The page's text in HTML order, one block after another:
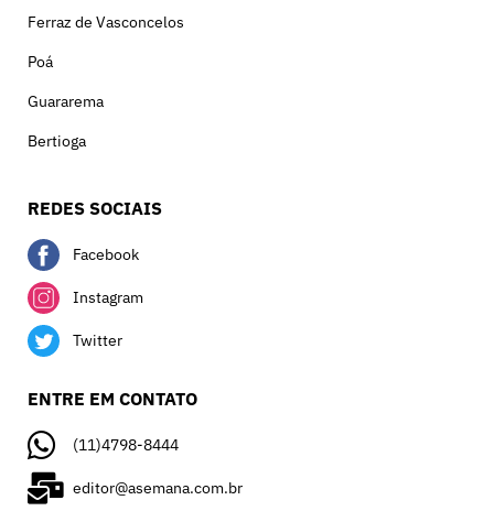
Ferraz de Vasconcelos
Poá
Guararema
Bertioga
REDES SOCIAIS
Facebook
Instagram
Twitter
ENTRE EM CONTATO
(11)4798-8444
editor@asemana.com.br